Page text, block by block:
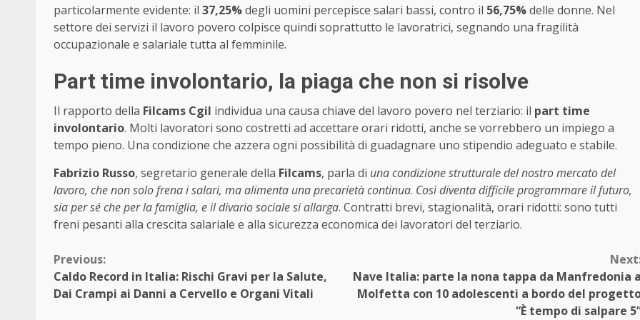
particolarmente evidente: il 37,25%degli uomini percepisce salari bassi, contro il 56,75%delle donne. Nel
settore dei servizi il lavoro povero colpisce quindi soprattutto le lavoratrici, segnando una fragilità
occupazionale e salariale tutta al femminile.
Part time involontario, la piaga che non si risolve
Il rapporto della Filcams Cgil individua una causa chiave del lavoro povero nel terziario: il part time
involontario. Molti lavoratori sono costretti ad accettare orari ridotti, anche se vorrebbero un impiego a
tempo pieno. Una condizione che azzera ogni possibilità di guadagnare uno stipendio adeguato e stabile.
Fabrizio Russo, segretario generale della Filcams, parla di una condizione strutturale del nostro mercato del
lavoro, che non solo frena i salari, ma alimenta una precarietà continua. Così diventa difficile programmare il futuro,
sia per sé che per la famiglia, e il divario sociale si allarga. Contratti brevi, stagionalità, orari ridotti: sono tutti
freni pesanti alla crescita salariale e alla sicurezza economica dei lavoratori del terziario.
Continue
Reading
Previous:
Caldo Record in Italia: Rischi Gravi per la Salute,
Dai Crampi ai Danni a Cervello e Organi Vitali
Nave Italia: parte la nona tappa da Manfredonia a
Molfetta con 10 adolescenti a bordo del
“È tempo di salpare